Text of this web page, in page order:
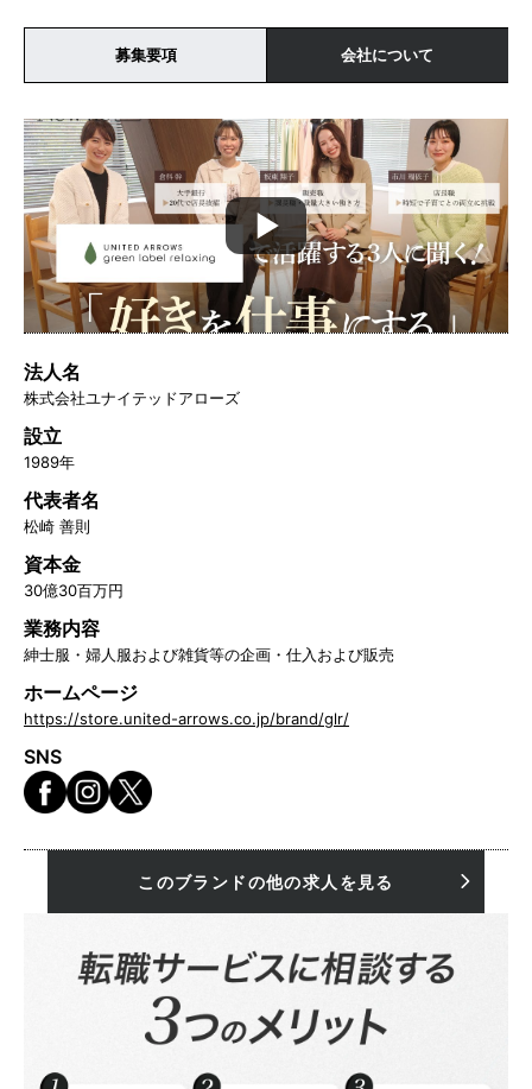
募集要項 会社について
法人名
株式会社ユナイテッドアローズ
設立
1989年
代表者名
松崎 善則
資本金
30億30百万円
業務内容
紳士服・婦人服および雑貨等の企画・仕入および販売
ホームページ
https://store.united-arrows.co.jp/brand/glr/
SNS
このブランドの他の求人を見る